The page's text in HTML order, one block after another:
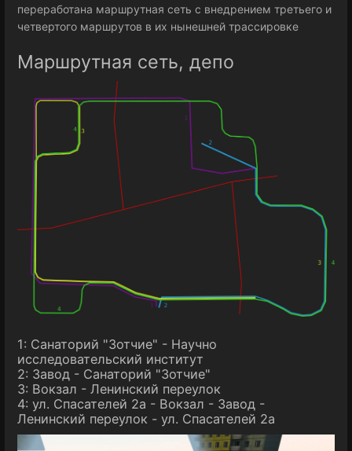
переработана маршрутная сеть с внедрением третьего и
четвертого маршрутов в их нынешней трассировке
Маршрутная сеть, депо
1: Санаторий "Зотчие" - Научно
исследовательский институт
2: Завод - Санаторий "Зотчие"
3: Вокзал - Ленинский переулок
4: ул. Спасателей 2а - Вокзал - Завод -
Ленинский переулок - ул. Спасателей 2а